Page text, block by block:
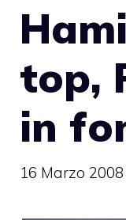
top,
in
16 Marzo 2008